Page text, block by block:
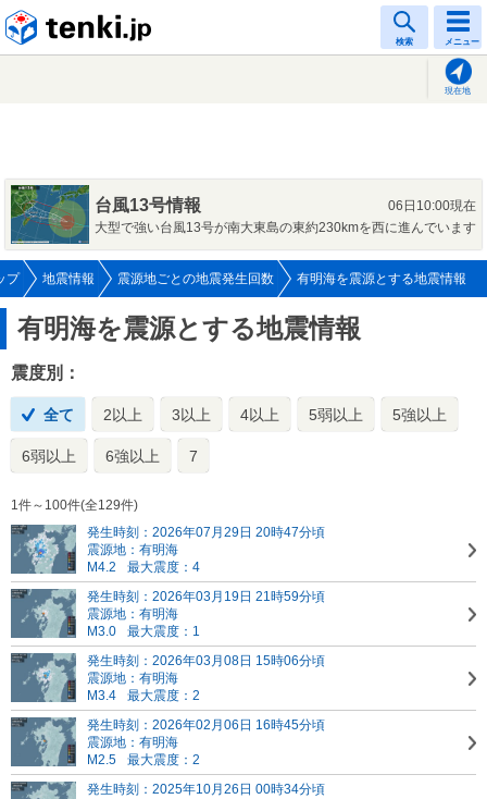
検索 メニュー
現在地
台風13号情報
06日10:00現在
大型で強い台風13号が南大東島の東約230kmを西に進んでいます
プ 地震情報 震源地ごとの地震発生回数 有明海を震源とする地震情報
有明海を震源とする地震情報
震度別：
全て 2以上 3以上 4以上 5弱以上 5強以上
6弱以上 6強以上 7
1件～100件(全129件)
発生時刻：2026年07月29日 20時47分頃
震源地：有明海
M4.2
最大震度：4
発生時刻：2026年03月19日 21時59分頃
震源地：有明海
M3.0
最大震度：1
発生時刻：2026年03月08日 15時06分頃
震源地：有明海
M3.4
最大震度：2
発生時刻：2026年02月06日 16時45分頃
震源地：有明海
M2.5
最大震度：2
発生時刻：2025年10月26日 00時34分頃